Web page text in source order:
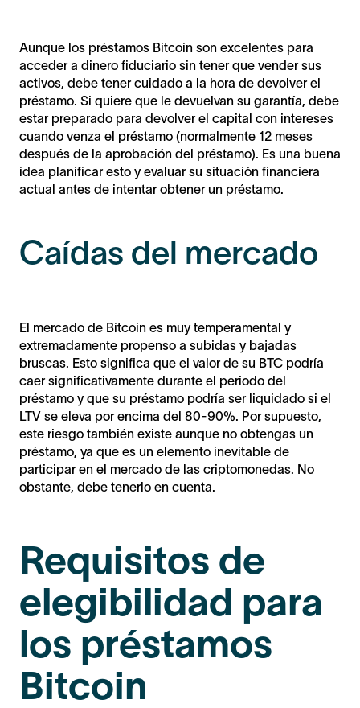
Aunque los préstamos Bitcoin son excelentes para
acceder a dinero fiduciario sin tener que vender sus
activos, debe tener cuidado a la hora de devolver el
préstamo. Si quiere que le devuelvan su garantía, debe
estar preparado para devolver el capital con intereses
cuando venza el préstamo (normalmente 12 meses
después de la aprobación del préstamo). Es una buena
idea planificar esto y evaluar su situación financiera
actual antes de intentar obtener un préstamo.
Caídas del mercado
El mercado de Bitcoin es muy temperamental y
extremadamente propenso a subidas y bajadas
bruscas. Esto significa que el valor de su BTC podría
caer significativamente durante el periodo del
préstamo y que su préstamo podría ser liquidado si el
LTV se eleva por encima del 80-90%. Por supuesto,
este riesgo también existe aunque no obtengas un
préstamo, ya que es un elemento inevitable de
participar en el mercado de las criptomonedas. No
obstante, debe tenerlo en cuenta.
Requisitos de
elegibilidad para
los préstamos
Bitcoin